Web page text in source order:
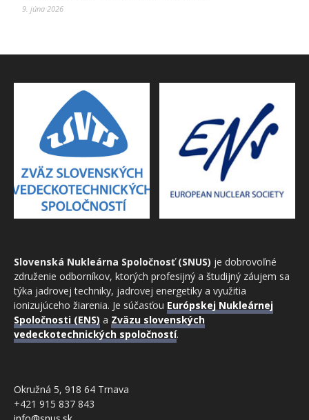
9. júna 2026
Slovenská Nukleárna Spoločnosť (SNUS) je dobrovoľné
združenie odborníkov, ktorých profesijný a študijný záujem sa
týka jadrovej techniky, jadrovej energetiky a využitia
ionizujúceho žiarenia. Je súčasťou Európskej Nukleárnej
Spoločnosti (ENS) a Zväzu slovenských
vedeckotechnických spoločností.
Okružná 5, 918 64 Trnava
+421 915 837 843